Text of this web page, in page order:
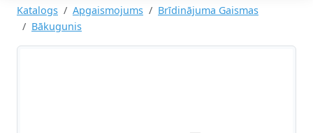
Katalogs Apgaismojums
Brīdinājuma Gaismas
Bākugunis